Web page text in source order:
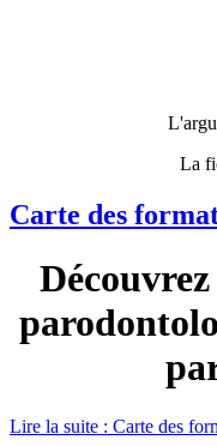
La
Carte des
Lire la suite : Carte des